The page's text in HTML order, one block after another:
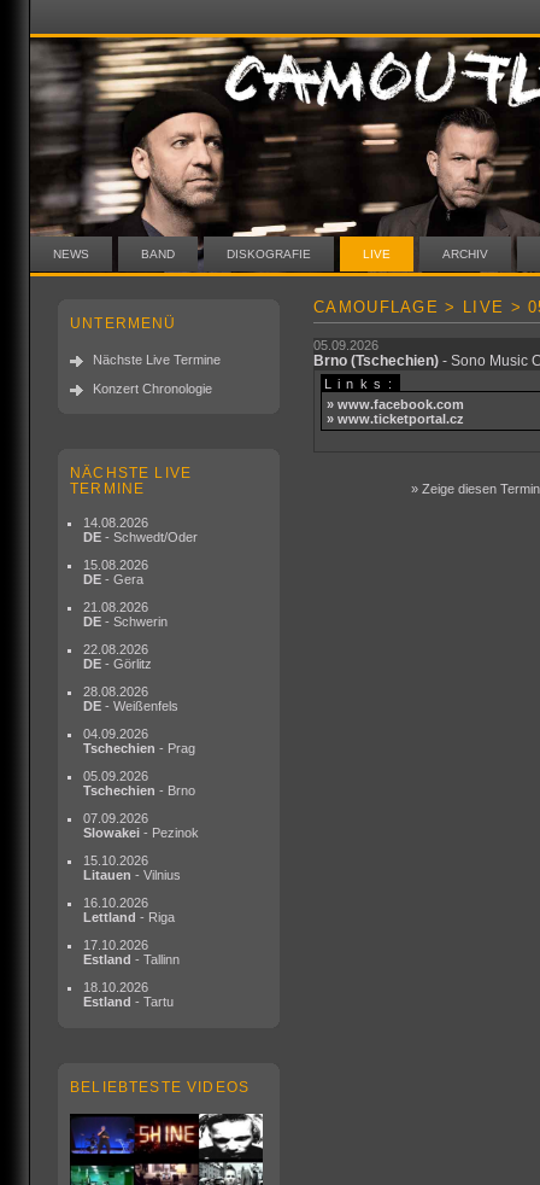
NEWS BAND DISKOGRAFIE LIVE ARCHIV
UNTERMENÜ
Nächste Live Termine
Konzert Chronologie
NÄCHSTE LIVE
TERMINE
14.08.2026
DE - Schwedt/Oder
15.08.2026
DE - Gera
21.08.2026
DE - Schwerin
22.08.2026
DE - Görlitz
28.08.2026
DE - Weißenfels
04.09.2026
Tschechien - Prag
05.09.2026
Tschechien - Brno
07.09.2026
Slowakei - Pezinok
15.10.2026
Litauen - Vilnius
16.10.2026
Lettland - Riga
17.10.2026
Estland - Tallinn
18.10.2026
Estland - Tartu
BELIEBTESTE VIDEOS
CAMOUFLAGE > LIVE >
05.09.2026
Brno (Tschechien) - Sono Music
Links:
» www.facebook.com
» www.ticketportal.cz
» Zeige diesen